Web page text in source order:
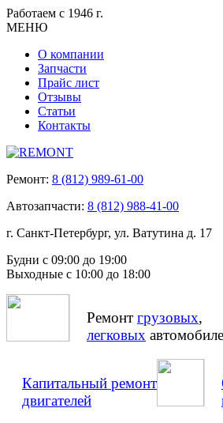
Работаем с 1946 г.
МЕНЮ
О компании
Запчасти
Прайс лист
Отзывы
Статьи
Контакты
Ремонт: 8 (812) 989-61-00
Автозапчасти: 8 (812) 988-41-00
г. Санкт-Петербург, ул. Ватутина д. 17
Будни с 09:00 до 19:00
Выходные с 10:00 до 18:00
Ремонт грузовых,
легковых
Капитальный ремонт
двигателей